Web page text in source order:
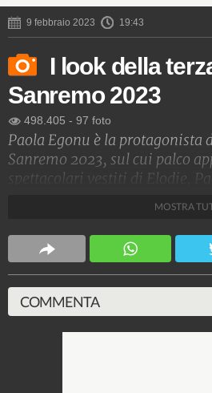
9 febbraio 2023 19:43
I look della
Sanremo 2023
498.405 - 97 foto
Paola Egonu è la protagonista
Sanremo 2023, sul cui palco
spettacolari vestiti di Elodie,
dell'Ariston
1.515.023.933-1.957 video-
MOSTRA
COMMENTA